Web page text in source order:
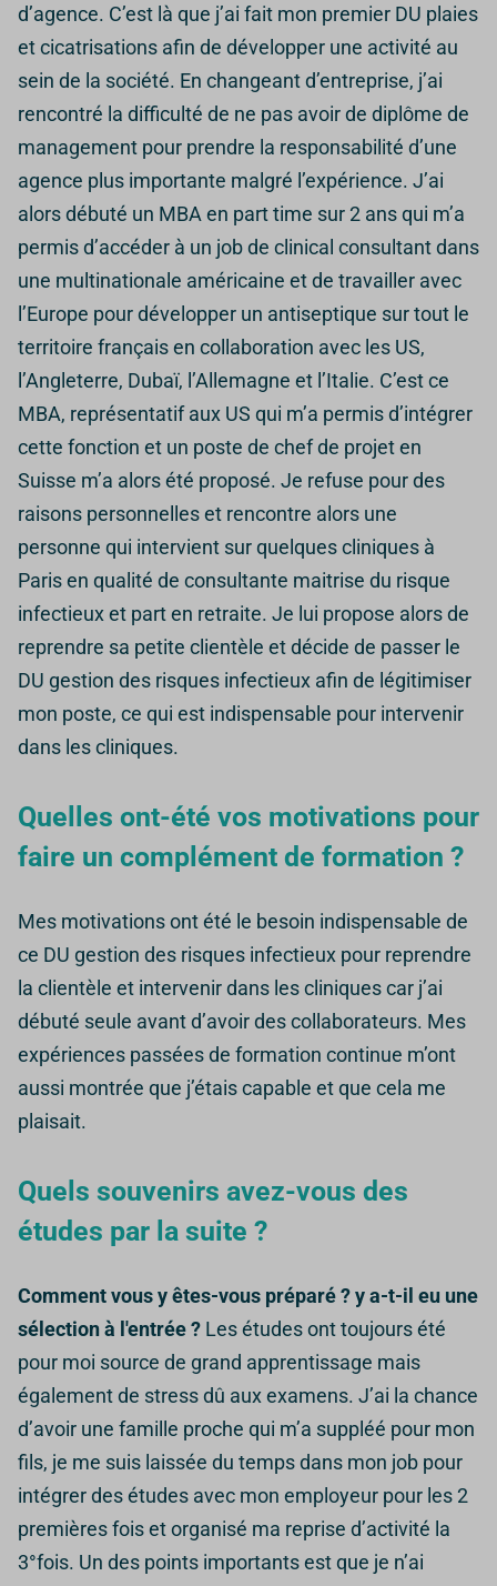
d’agence. C’est là que j’ai fait mon premier DU plaies
et cicatrisations afin de développer une activité au
sein de la société. En changeant d’entreprise, j’ai
rencontré la difficulté de ne pas avoir de diplôme de
management pour prendre la responsabilité d’une
agence plus importante malgré l’expérience. J’ai
alors débuté un MBA en part time sur 2 ans qui m’a
permis d’accéder à un job de clinical consultant dans
une multinationale américaine et de travailler avec
l’Europe pour développer un antiseptique sur tout le
territoire français en collaboration avec les US,
l’Angleterre, Dubaï, l’Allemagne et l’Italie. C’est ce
MBA, représentatif aux US qui m’a permis d’intégrer
cette fonction et un poste de chef de projet en
Suisse m’a alors été proposé. Je refuse pour des
raisons personnelles et rencontre alors une
personne qui intervient sur quelques cliniques à
Paris en qualité de consultante maitrise du risque
infectieux et part en retraite. Je lui propose alors de
reprendre sa petite clientèle et décide de passer le
DU gestion des risques infectieux afin de légitimiser
mon poste, ce qui est indispensable pour intervenir
dans les cliniques.
Quelles ont-été vos motivations pour
faire un complément de formation ?
Mes motivations ont été le besoin indispensable de
ce DU gestion des risques infectieux pour reprendre
la clientèle et intervenir dans les cliniques car j’ai
débuté seule avant d’avoir des collaborateurs. Mes
expériences passées de formation continue m’ont
aussi montrée que j’étais capable et que cela me
plaisait.
Quels souvenirs avez-vous des
études par la suite ?
Comment vous y êtes-vous préparé ? y a-t-il eu une
sélection à l'entrée ? Les études ont toujours été
pour moi source de grand apprentissage mais
également de stress dû aux examens. J’ai la chance
d’avoir une famille proche qui m’a suppléé pour mon
fils, je me suis laissée du temps dans mon job pour
intégrer des études avec mon employeur pour les 2
premières fois et organisé ma reprise d’activité la
3°fois. Un des points importants est que je n’ai